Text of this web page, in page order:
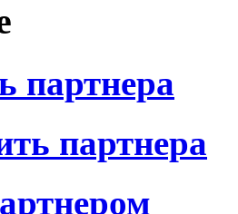
партнера
партнера